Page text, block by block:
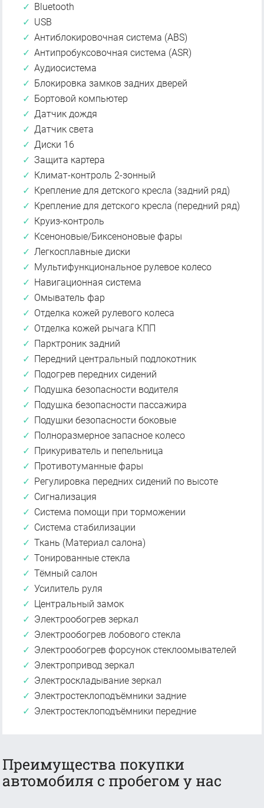
Bluetooth
USB
Антиблокировочная система (ABS)
Антипробуксовочная система (ASR)
Аудиосистема
Блокировка замков задних дверей
Бортовой компьютер
Датчик дождя
Датчик света
Диски 16
Защита картера
Климат-контроль 2-зонный
Крепление для детского кресла (задний ряд)
Крепление для детского кресла (передний ряд)
Круиз-контроль
Ксеноновые/Биксеноновые фары
Легкосплавные диски
Мультифункциональное рулевое колесо
Навигационная система
Омыватель фар
Отделка кожей рулевого колеса
Отделка кожей рычага КПП
Парктроник задний
Передний центральный подлокотник
Подогрев передних сидений
Подушка безопасности водителя
Подушка безопасности пассажира
Подушки безопасности боковые
Полноразмерное запасное колесо
Прикуриватель и пепельница
Противотуманные фары
Регулировка передних сидений по высоте
Сигнализация
Система помощи при торможении
Система стабилизации
Ткань (Материал салона)
Тонированные стекла
Тёмный салон
Усилитель руля
Центральный замок
Электрообогрев зеркал
Электрообогрев лобового стекла
Электрообогрев форсунок стеклоомывателей
Электропривод зеркал
Электроскладывание зеркал
Электростеклоподъёмники задние
Электростеклоподъёмники передние
Преимущества покупки
автомобиля с пробегом у нас